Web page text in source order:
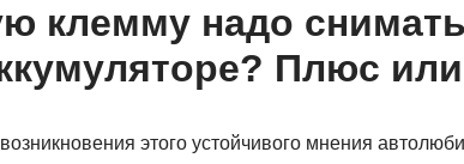
клемму надо
Плюс
этого устойчивого мнения